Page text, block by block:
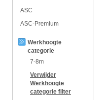
ASC
ASC-Premium
Werkhoogte
categorie
7-8m
Verwijder
Werkhoogte
categorie filter